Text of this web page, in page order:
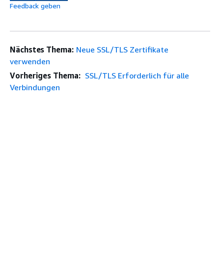
Feedback geben
Nächstes Thema: Neue SSL/TLS Zertifikate
verwenden
Vorheriges Thema: SSL/TLS Erforderlich für alle
Verbindungen